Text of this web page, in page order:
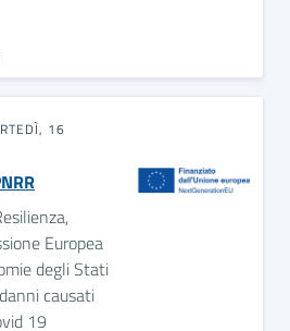
16
Europea
degli Stati
causati
19